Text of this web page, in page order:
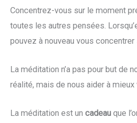
Concentrez-vous sur le moment
toutes les autres pensées.
pouvez à nouveau vous concentrer
La méditation n’a pas pour but de
réalité, mais de nous aider à mieux
La méditation est un cadeau que